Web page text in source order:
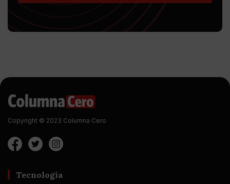
Copyright © 2023 Columna Cero
Tecnología